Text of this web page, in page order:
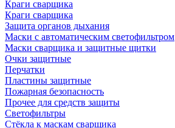
Краги сварщика
Краги сварщика
Защита органов дыхания
Маски с автоматическим светофильтром
Маски сварщика и защитные щитки
Очки защитные
Перчатки
Пластины защитные
Пожарная безопасность
Прочее для средств защиты
Светофильтры
Стёкла к маскам сварщика